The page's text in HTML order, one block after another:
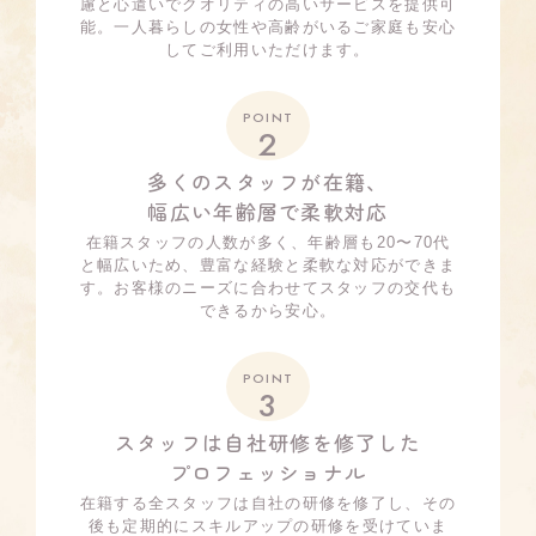
慮と心遣いでクオリティの高いサービスを提供可
能。一人暮らしの女性や高齢がいるご家庭も安心
してご利用いただけます。
POINT
2
多くのスタッフが在籍、
幅広い年齢層で柔軟対応
在籍スタッフの人数が多く、年齢層も20〜70代
と幅広いため、豊富な経験と柔軟な対応ができま
す。お客様のニーズに合わせてスタッフの交代も
できるから安心。
POINT
3
スタッフは自社研修を修了した
プロフェッショナル
在籍する全スタッフは自社の研修を修了し、その
後も定期的にスキルアップの研修を受けていま